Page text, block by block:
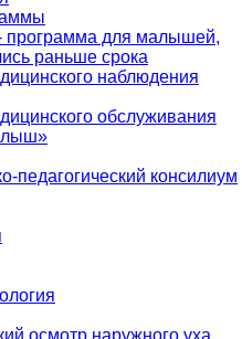
программа для малышей,
раньше срока
наблюдения
обслуживания
педагогический консилиум